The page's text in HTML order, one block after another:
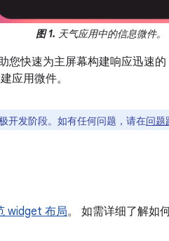
图 1. 天气应用中的信息微件。
您快速为主屏幕构建响应迅速
应用微件。
开发阶段。如有任何问题，请在问题
widget 布局。 如需详细了解如